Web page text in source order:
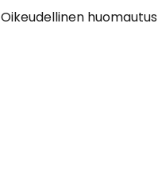
Oikeudellinen huomautus